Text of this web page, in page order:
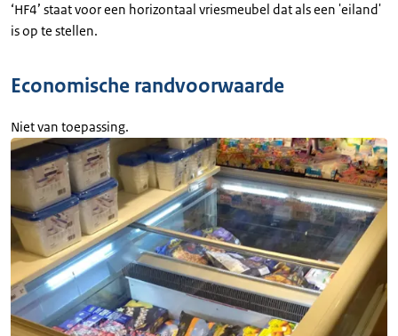
‘HF4’ staat voor een horizontaal vriesmeubel dat als een 'eiland'
is op te stellen.
Economische randvoorwaarde
Niet van toepassing.